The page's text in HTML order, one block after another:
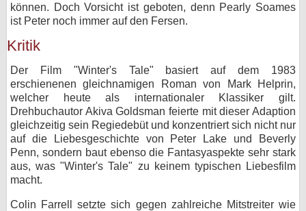
können. Doch Vorsicht ist geboten, denn Pearly Soames
ist Peter noch immer auf den Fersen.
Kritik
Der Film "Winter's Tale" basiert auf dem 1983
erschienenen gleichnamigen Roman von Mark Helprin,
welcher heute als internationaler Klassiker gilt.
Drehbuchautor Akiva Goldsman feierte mit dieser Adaption
gleichzeitig sein Regiedebüt und konzentriert sich nicht nur
auf die Liebesgeschichte von Peter Lake und Beverly
Penn, sondern baut ebenso die Fantasyaspekte sehr stark
aus, was "Winter's Tale" zu keinem typischen Liebesfilm
macht.
Colin Farrell setzte sich gegen zahlreiche Mitstreiter wie